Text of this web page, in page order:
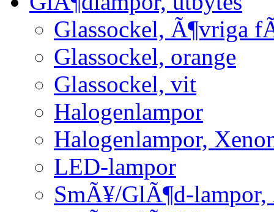
Glassockel, Ã¶vriga
Glassockel, orange
Glassockel, vit
Halogenlampor
Halogenlampor,
LED-lampor
SmÃ¥/GlÃ¶d-